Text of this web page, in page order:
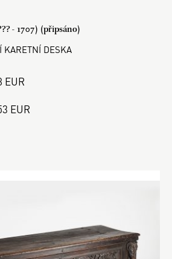
- 1707) (připsáno)
KARETNÍ DESKA
EUR
EUR